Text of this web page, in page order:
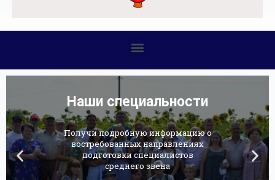
Наши специальности
Получи подробную информацию о
востребованных направлениях
подготовки специалистов
среднего звена